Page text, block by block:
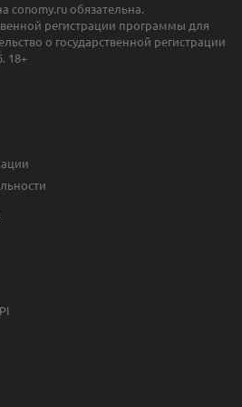
зарегистрированы не только в РФ, но
Каймановы острова, Мавритания,
составляет 196 млн рублей. 75%
акции, остальные 25% —
бирже. В свободном
капитала компании. В 2017
в индексы PTC, ММВБ, акций
МБ.
тикером «RNFT» и «RNFTP».
conomy.ru обязательна.
регистрации программы для
о государственной регистрации
18+